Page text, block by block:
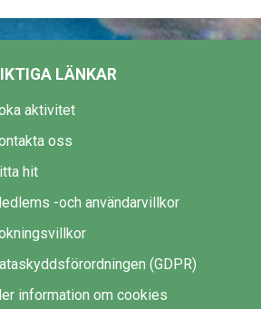
LÄNKAR
aktivitet
oss
hit
-och användarvillkor
(GDPR)
information om cookies